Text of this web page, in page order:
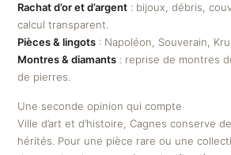
Rachat d’or et d’argent : bijoux, débris,
calcul transparent.
Pièces & lingots : Napoléon, Souverain,
Montres & diamants : reprise de montres
de pierres.
Une seconde opinion qui compte
Ville d’art et d’histoire, Cagnes conserve
hérités. Pour une pièce rare ou une